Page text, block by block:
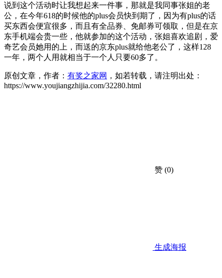
说到这个活动时让我想起来一件事，那就是我同事张姐的老
公，在今年618的时候他的plus会员快到期了，因为有plus的话
买东西会便宜很多，而且有全品券、免邮券可领取，但是在京
东手机端会贵一些，他就参加的这个活动，张姐喜欢追剧，爱
奇艺会员她用的上，而送的京东plus就给他老公了，这样128
一年，两个人用就相当于一个人只要60多了。
原创文章，作者： 有奖之家网 ，如若转载，请注明出处：
https://www.youjiangzhijia.com/32280.html
赞 (0)
生成海报